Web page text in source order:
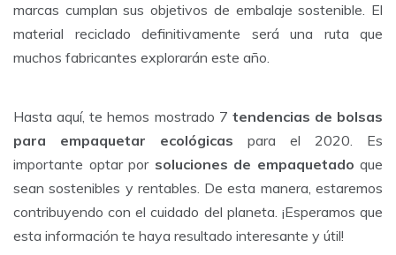
marcas cumplan sus objetivos de embalaje sostenible. El
material reciclado definitivamente será una ruta que
muchos fabricantes explorarán este año.
Hasta aquí, te hemos mostrado 7 tendencias de bolsas
para empaquetar ecológicas para el 2020. Es
importante optar por soluciones de empaquetado que
sean sostenibles y rentables. De esta manera, estaremos
contribuyendo con el cuidado del planeta. ¡Esperamos que
esta información te haya resultado interesante y útil!